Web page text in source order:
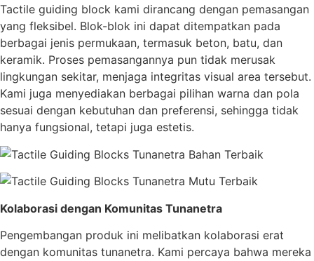
Tactile guiding block kami dirancang dengan pemasangan
yang fleksibel. Blok-blok ini dapat ditempatkan pada
berbagai jenis permukaan, termasuk beton, batu, dan
keramik. Proses pemasangannya pun tidak merusak
lingkungan sekitar, menjaga integritas visual area tersebut.
Kami juga menyediakan berbagai pilihan warna dan pola
sesuai dengan kebutuhan dan preferensi, sehingga tidak
hanya fungsional, tetapi juga estetis.
Kolaborasi dengan Komunitas Tunanetra
Pengembangan produk ini melibatkan kolaborasi erat
dengan komunitas tunanetra. Kami percaya bahwa mereka